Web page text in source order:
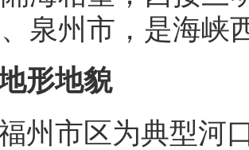
泉州市，是海峡
形地貌
州市区为典型河